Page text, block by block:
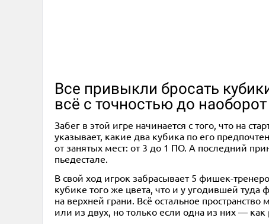
Все привыкли бросать
всё с точностью до наоборот
Забег в этой игре начинается с того, что на
указывает, какие два кубика по его
от занятых мест: от 3 до 1 ПО. А последний
пьедестале.
В свой ход игрок забрасывает 5 фишек-
кубике того же цвета, что и у угодившей туда
на верхней грани. Всё остальное
или из двух, но только если одна из них — как